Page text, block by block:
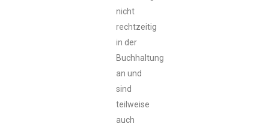
nicht
rechtzeitig
in der
Buchhaltung
an und
sind
teilweise
auch